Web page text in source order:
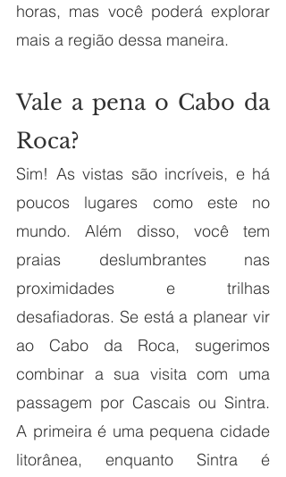
horas, mas você poderá explorar
mais a região dessa maneira.
Vale a pena o Cabo da
Roca?
Sim! As vistas são incríveis, e há
poucos lugares como este no
mundo. Além disso, você tem
praias deslumbrantes nas
proximidades e trilhas
desafiadoras. Se está a planear vir
ao Cabo da Roca, sugerimos
combinar a sua visita com uma
passagem por Cascais ou Sintra.
A primeira é uma pequena cidade
litorânea, enquanto Sintra é